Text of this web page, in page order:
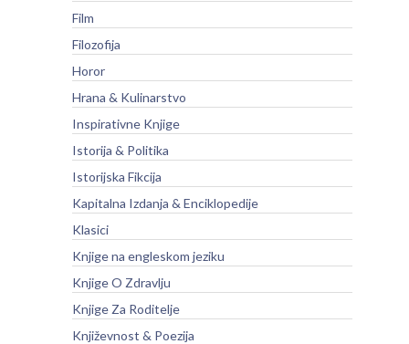
Film
Filozofija
Horor
Hrana & Kulinarstvo
Inspirativne Knjige
Istorija & Politika
Istorijska Fikcija
Kapitalna Izdanja & Enciklopedije
Klasici
Knjige na engleskom jeziku
Knjige O Zdravlju
Knjige Za Roditelje
Književnost & Poezija